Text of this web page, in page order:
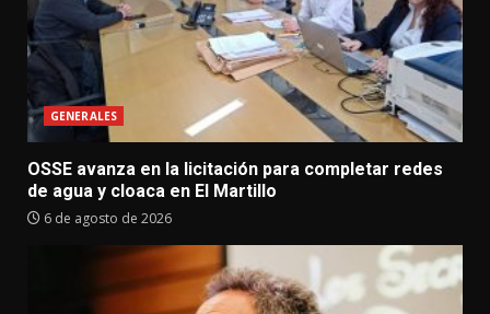
GENERALES
OSSE avanza en la licitación para completar redes
de agua y cloaca en El Martillo
6 de agosto de 2026